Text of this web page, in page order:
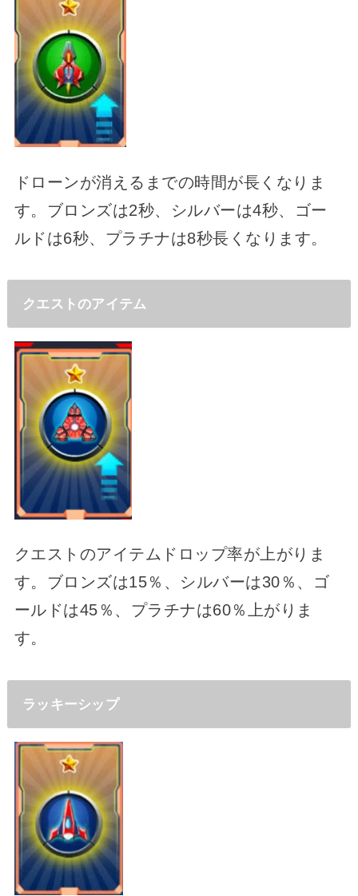
ドローンが消えるまでの時間が長くなりま
す。ブロンズは2秒、シルバーは4秒、ゴー
ルドは6秒、プラチナは8秒長くなります。
クエストのアイテム
クエストのアイテムドロップ率が上がりま
す。ブロンズは15％、シルバーは30％、ゴ
ールドは45％、プラチナは60％上がりま
す。
ラッキーシップ